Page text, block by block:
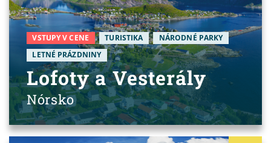
VSTUPY V CENE TURISTIKA
NÁRODNÉ PARKY
LETNÉ PRÁZDNINY
Lofoty a Vesterály
Nórsko